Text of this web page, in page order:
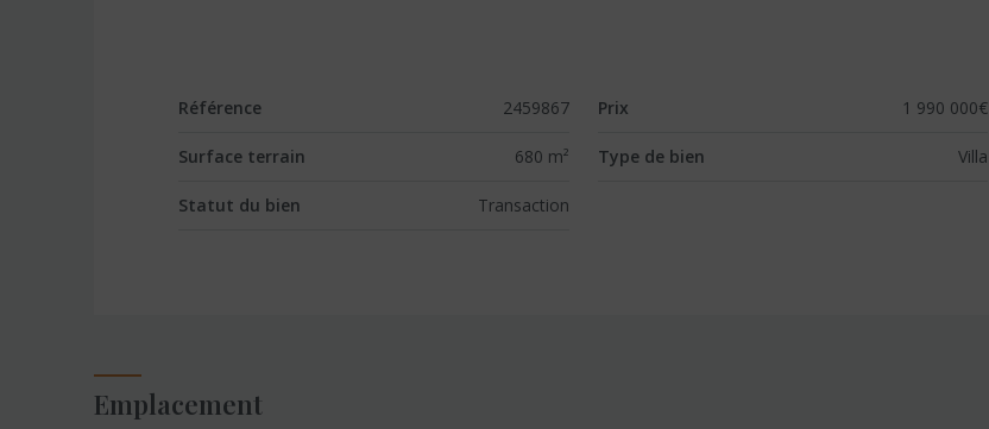
Référence 2459867 Prix 1 990 000€
Surface terrain 680 m² Type de bien Villa
Statut du bien Transaction
Emplacement